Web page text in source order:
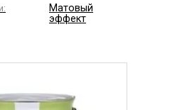
Матовый
эффект